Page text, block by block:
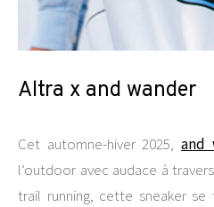
Altra x and wander
Cet automne-hiver 2025,and
l’outdoor avec audace à
trail running, cette sneaker